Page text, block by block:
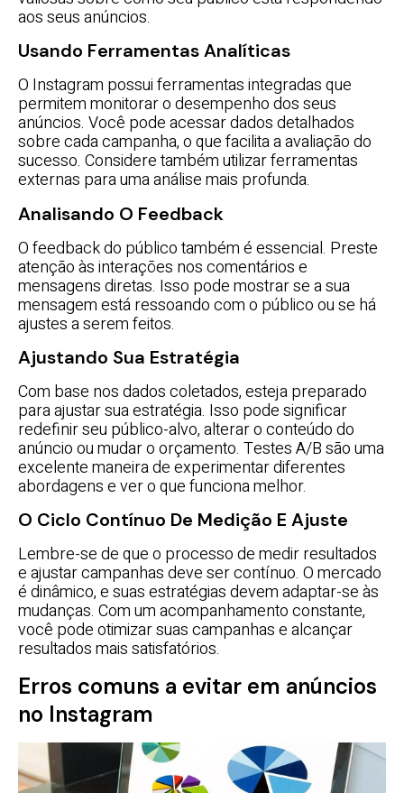
aos seus anúncios.
Usando Ferramentas Analíticas
O Instagram possui ferramentas integradas que
permitem monitorar o desempenho dos seus
anúncios. Você pode acessar dados detalhados
sobre cada campanha, o que facilita a avaliação do
sucesso. Considere também utilizar ferramentas
externas para uma análise mais profunda.
Analisando O Feedback
O feedback do público também é essencial. Preste
atenção às interações nos comentários e
mensagens diretas. Isso pode mostrar se a sua
mensagem está ressoando com o público ou se há
ajustes a serem feitos.
Ajustando Sua Estratégia
Com base nos dados coletados, esteja preparado
para ajustar sua estratégia. Isso pode significar
redefinir seu público-alvo, alterar o conteúdo do
anúncio ou mudar o orçamento. Testes A/B são uma
excelente maneira de experimentar diferentes
abordagens e ver o que funciona melhor.
O Ciclo Contínuo De Medição E Ajuste
Lembre-se de que o processo de medir resultados
e ajustar campanhas deve ser contínuo. O mercado
é dinâmico, e suas estratégias devem adaptar-se às
mudanças. Com um acompanhamento constante,
você pode otimizar suas campanhas e alcançar
resultados mais satisfatórios.
Erros comuns a evitar em anúncios
no Instagram